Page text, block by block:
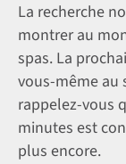
La recherche
montrer au
spas. La
vous-même au
rappelez-vous
minutes est
plus encore.